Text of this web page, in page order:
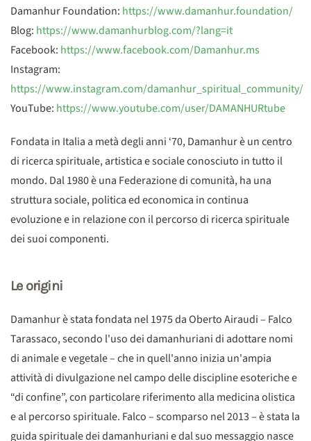
Damanhur Foundation: https://www.damanhur.foundation/
Blog: https://www.damanhurblog.com/?lang=it
Facebook: https://www.facebook.com/Damanhur.ms
Instagram:
https://www.instagram.com/damanhur_spiritual_community/
YouTube: https://www.youtube.com/user/DAMANHURtube
Fondata in Italia a metà degli anni ‘70, Damanhur è un centro
di ricerca spirituale, artistica e sociale conosciuto in tutto il
mondo. Dal 1980 è una Federazione di comunità, ha una
struttura sociale, politica ed economica in continua
evoluzione e in relazione con il percorso di ricerca spirituale
dei suoi componenti.
Le origini
Damanhur è stata fondata nel 1975 da Oberto Airaudi – Falco
Tarassaco, secondo l'uso dei damanhuriani di adottare nomi
di animale e vegetale – che in quell'anno inizia un'ampia
attività di divulgazione nel campo delle discipline esoteriche e
“di confine”, con particolare riferimento alla medicina olistica
e al percorso spirituale. Falco – scomparso nel 2013 – è stata la
guida spirituale dei damanhuriani e dal suo messaggio nasce